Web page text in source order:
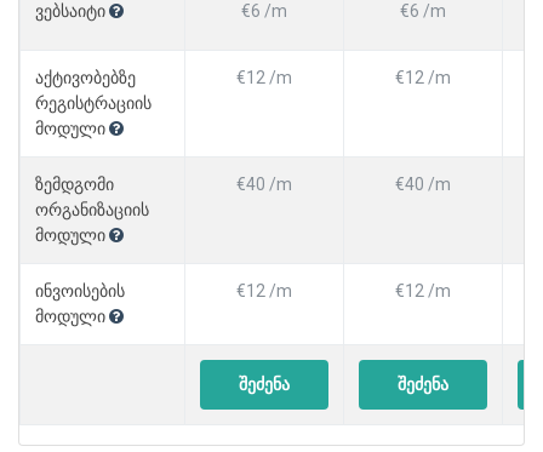
ვებსაიტი €6 /m €6 /m
აქტივობებზე
რეგისტრაციის
მოდული
€12 /m €12 /m
ზემდგომი
ორგანიზაციის
მოდული
€40 /m €40 /m
ინვოისების
მოდული
€12 /m €12 /m
შეძენა შეძენა